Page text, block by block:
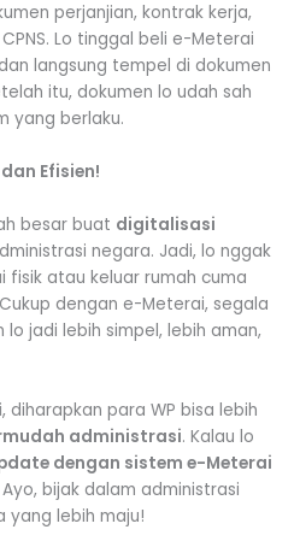
perjanjian, kontrak kerja,
Lo tinggal beli e-Meterai
langsung tempel di dokumen
itu, dokumen lo udah sah
yang berlaku.
Efisien!
besar buat digitalisasi
negara. Jadi, lo nggak
atau keluar rumah cuma
dengan e-Meterai, segala
jadi lebih simpel, lebih aman,
para WP bisa lebih
administrasi. Kalau lo
dengan sistem e-Meterai
bijak dalam administrasi
yang lebih maju!